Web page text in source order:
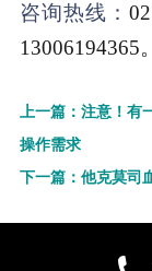
咨询热线：
13006194365。
上一篇：注意！
操作需求
下一篇：他克莫司